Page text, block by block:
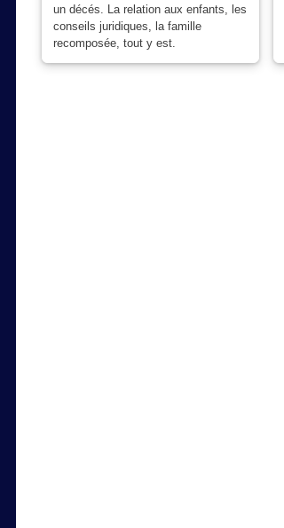
un décés. La relation aux enfants, les
conseils juridiques, la famille
recomposée, tout y est.